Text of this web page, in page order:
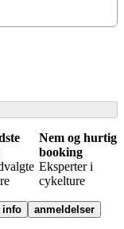
Nem og hurtig
booking
Eksperter i
cykelture
info anmeldelser